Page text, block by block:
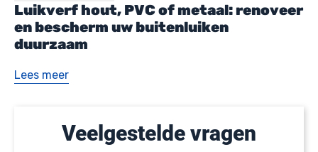
Luikverf hout, PVC of metaal: renoveer
en bescherm uw buitenluiken
duurzaam
Lees meer
Veelgestelde vragen